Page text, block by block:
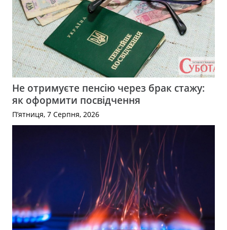
Не отримуєте пенсію через брак стажу:
як оформити посвідчення
П’ятниця, 7 Серпня, 2026